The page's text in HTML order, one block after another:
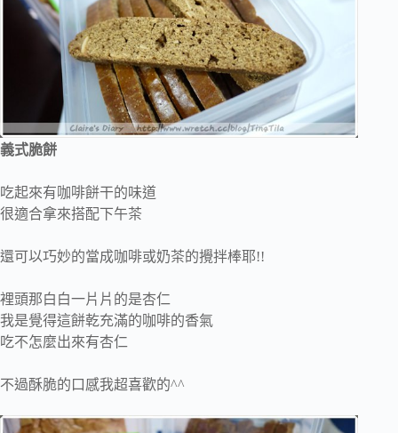
義式脆餅
吃起來有咖啡餅干的味道
很適合拿來搭配下午茶
還可以巧妙的當成咖啡或奶茶的攪拌棒耶!!
裡頭那白白一片片的是杏仁
我是覺得這餅乾充滿的咖啡的香氣
吃不怎麼出來有杏仁
不過酥脆的口感我超喜歡的^^